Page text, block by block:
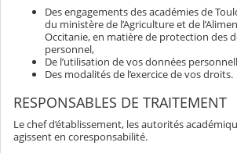
Des engagements des académies de
du ministère de l’Agriculture et de
Occitanie, en matière de protection des
personnel,
De l’utilisation de vos données
Des modalités de l’exercice de vos droits.
RESPONSABLES DE TRAITEMENT
Le chef d’établissement, les autorités
agissent en coresponsabilité.